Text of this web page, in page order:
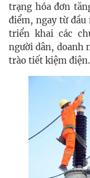
trạng hóa đơn
điểm, ngay từ đầu
triển khai các
người dân, doanh
trào tiết kiệm điện.